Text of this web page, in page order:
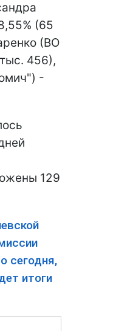
(65
(ВО
456),
-
129
сегодня,
итоги